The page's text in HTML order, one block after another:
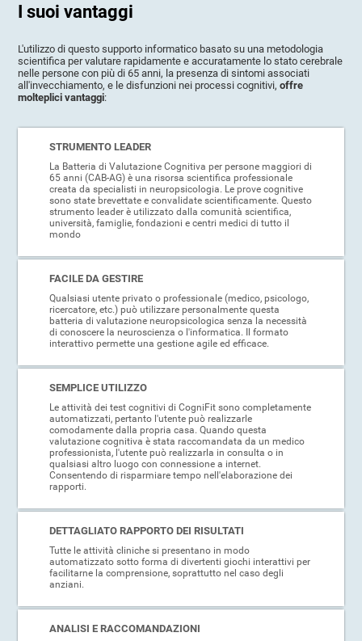
I suoi vantaggi
L'utilizzo di questo supporto informatico basato su una metodologia
scientifica per valutare rapidamente e accuratamente lo stato cerebrale
nelle persone con più di 65 anni, la presenza di sintomi associati
all'invecchiamento, e le disfunzioni nei processi cognitivi,offre
molteplici vantaggi:
STRUMENTO LEADER
La Batteria di Valutazione Cognitiva per persone maggiori di
65 anni (CAB-AG) è una risorsa scientifica professionale
creata da specialisti in neuropsicologia. Le prove cognitive
sono state brevettate e convalidate scientificamente. Questo
strumento leader è utilizzato dalla comunità scientifica,
università, famiglie, fondazioni e centri medici di tutto il
mondo
FACILE DA GESTIRE
Qualsiasi utente privato o professionale (medico, psicologo,
ricercatore, etc.) può utilizzare personalmente questa
batteria di valutazione neuropsicologica senza la necessità
di conoscere la neuroscienza o l'informatica. Il formato
interattivo permette una gestione agile ed efficace.
SEMPLICE UTILIZZO
Le attività dei test cognitivi di CogniFit sono completamente
automatizzati, pertanto l'utente può realizzarle
comodamente dalla propria casa. Quando questa
valutazione cognitiva è stata raccomandata da un medico
professionista, l'utente può realizzarla in consulta o in
qualsiasi altro luogo con connessione a internet.
Consentendo di risparmiare tempo nell'elaborazione dei
rapporti.
DETTAGLIATO RAPPORTO DEI RISULTATI
Tutte le attività cliniche si presentano in modo
automatizzato sotto forma di divertenti giochi interattivi per
facilitarne la comprensione, soprattutto nel caso degli
anziani.
ANALISI E RACCOMANDAZIONI